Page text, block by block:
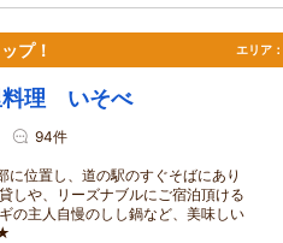
プ！ エリア：
理 いそべ
94件
に位置し、道の駅のすぐそばにあり
しや、リーズナブルにご宿泊頂ける
の主人自慢のしし鍋など、美味しい